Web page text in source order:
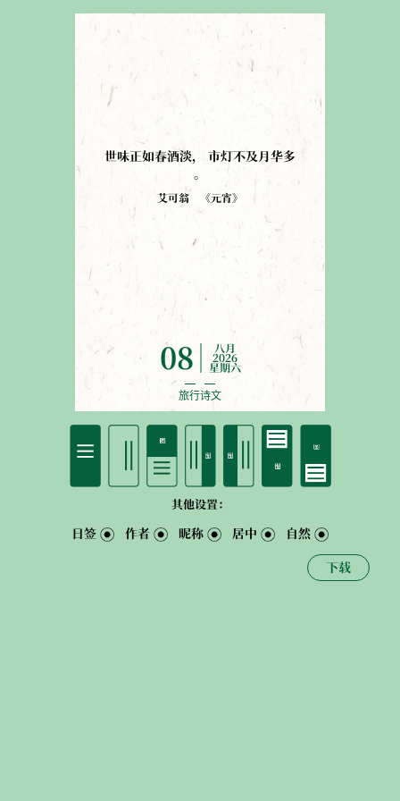
世味正如春酒淡，
市灯不及月华多
。
艾可翁 《元宵》
08
八月
2026
星期六
旅行诗文
其他设置：
日签 作者 昵称 居中 自然
下载